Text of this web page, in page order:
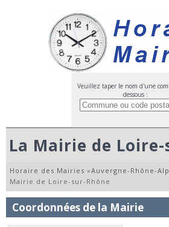
Veuillez taper le nom d'une
dessous :
La Mairie de
Horaire des Mairies »Auvergne-Rhône-
Mairie de Loire-sur-Rhône
Coordonnées de la Mairie